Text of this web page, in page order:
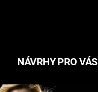
NÁVRHY PRO VÁS